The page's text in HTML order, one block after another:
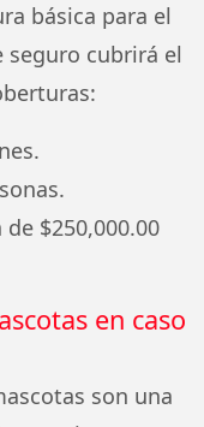
básica para el
seguro cubrirá el
$250,000.00
en caso
son una